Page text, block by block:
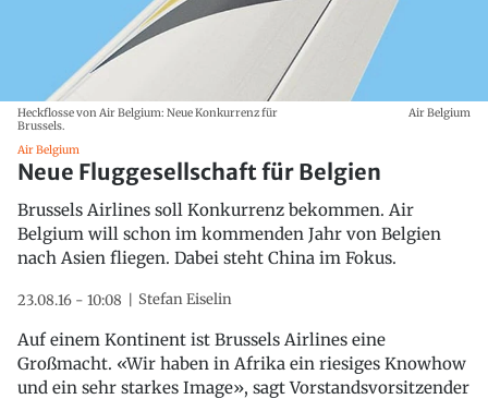
Heckflosse von Air Belgium: Neue Konkurrenz für
Brussels.
Air Belgium
Air Belgium
Neue Fluggesellschaft für Belgien
Brussels Airlines soll Konkurrenz bekommen. Air
Belgium will schon im kommenden Jahr von Belgien
nach Asien fliegen. Dabei steht China im Fokus.
23.08.16 - 10:08 Stefan Eiselin
Auf einem Kontinent ist Brussels Airlines eine
Großmacht. «Wir haben in Afrika ein riesiges Knowhow
und ein sehr starkes Image», sagt Vorstandsvorsitzender